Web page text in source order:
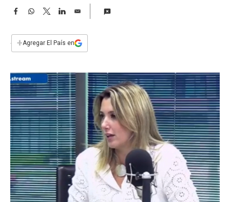
F
e
b
k
W
s
T
w
t
L
n
E
i
l
+Agregar El País en